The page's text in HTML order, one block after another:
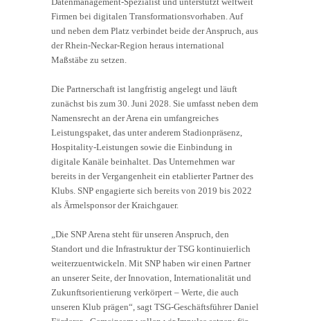
Firmen bei digitalen Transformationsvorhaben. Auf
und neben dem Platz verbindet beide der Anspruch, aus
der Rhein-Neckar-Region heraus international
Maßstäbe zu setzen.
Die Partnerschaft ist langfristig angelegt und läuft
zunächst bis zum 30. Juni 2028. Sie umfasst neben dem
Namensrecht an der Arena ein umfangreiches
Leistungspaket, das unter anderem Stadionpräsenz,
Hospitality-Leistungen sowie die Einbindung in
digitale Kanäle beinhaltet. Das Unternehmen war
bereits in der Vergangenheit ein etablierter Partner des
Klubs. SNP engagierte sich bereits von 2019 bis 2022
als Ärmelsponsor der Kraichgauer.
„Die SNP Arena steht für unseren Anspruch, den
Standort und die Infrastruktur der TSG kontinuierlich
weiterzuentwickeln. Mit SNP haben wir einen Partner
an unserer Seite, der Innovation, Internationalität und
Zukunftsorientierung verkörpert – Werte, die auch
unseren Klub prägen“, sagt TSG-Geschäftsführer Daniel